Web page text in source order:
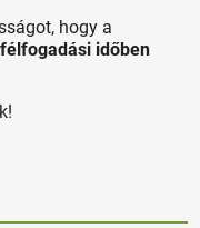
hogy a
időben